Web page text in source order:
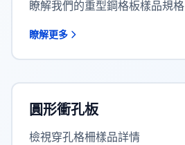
瞭解我們的重型鋼格板樣品規格
瞭解更多
圓形衝孔板
檢視穿孔格柵樣品詳情